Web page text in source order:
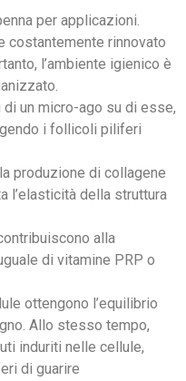
per applicazioni.
costantemente rinnovato
l’ambiente igienico è
un micro-ago su di esse,
i follicoli piliferi
produzione di collagene
l’elasticità della struttura
alla
di vitamine PRP o
ottengono l’equilibrio
Allo stesso tempo,
induriti nelle cellule,
di guarire